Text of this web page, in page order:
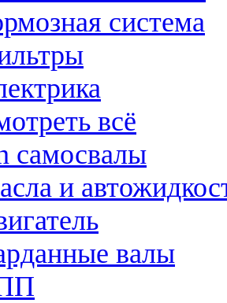
система
всё
самосвалы
и
валы